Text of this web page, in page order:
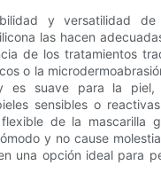
y versatilidad de
las hacen
de los tratamientos
o la
es suave para la
sensibles o
de la mascarilla
y no cause
una opción ideal para